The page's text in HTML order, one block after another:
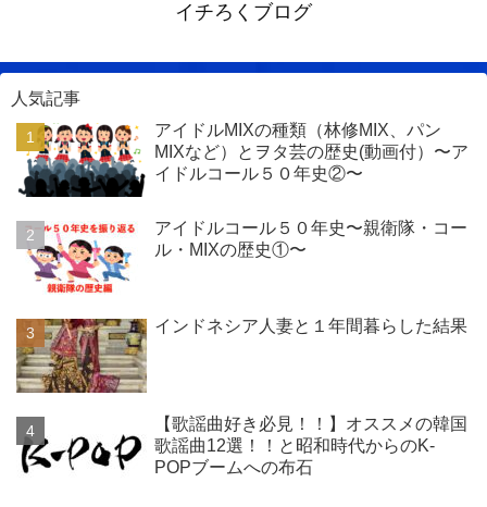
イチろくブログ
人気記事
アイドルMIXの種類（林修MIX、パン
MIXなど）とヲタ芸の歴史(動画付）〜ア
イドルコール５０年史②〜
アイドルコール５０年史〜親衛隊・コー
ル・MIXの歴史①〜
インドネシア人妻と１年間暮らした結果
【歌謡曲好き必見！！】オススメの韓国
歌謡曲12選！！と昭和時代からのK-
POPブームへの布石